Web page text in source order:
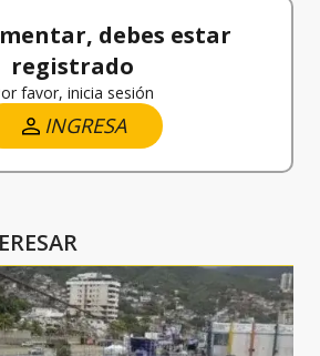
debes estar
registrado
favor, inicia sesión
INGRESA